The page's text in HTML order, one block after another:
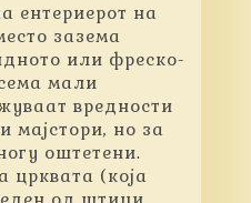
ентериерот на
зазема
или фреско-
мали
вредности
мајстори, но за
оштетени.
црквата (која